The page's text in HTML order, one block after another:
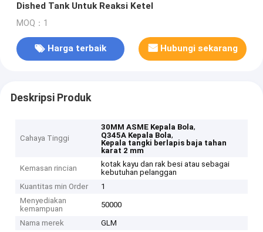
Dished Tank Untuk Reaksi Ketel
MOQ：1
Harga terbaik Hubungi sekarang
Deskripsi Produk
Cahaya Tinggi
30MM ASME Kepala Bola,
Q345A Kepala Bola,
Kepala tangki berlapis baja tahan
karat 2 mm
Kemasan rincian
kotak kayu dan rak besi atau sebagai
kebutuhan pelanggan
Kuantitas min Order
1
Menyediakan
kemampuan
50000
Nama merek
GLM